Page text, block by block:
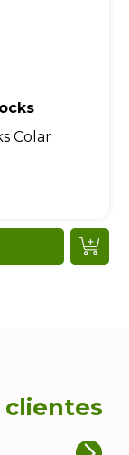
Colar
clientes